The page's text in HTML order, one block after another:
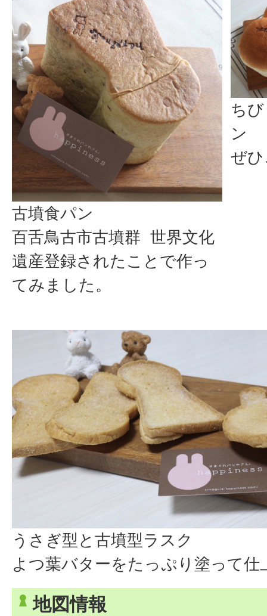
古墳食パン
百舌鳥古市古墳群 世界文化
遺産登録されたことで作っ
てみました。
ち
ン
ぜ
うさぎ型と古墳型ラスク
よつ葉バターをたっぷり塗って仕
地図情報